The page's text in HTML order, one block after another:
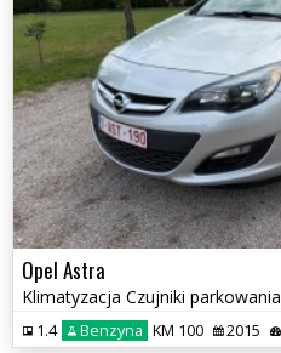
Opel Astra
Klimatyzacja Czujniki parkowania
1.4 Benzyna KM 100 2015